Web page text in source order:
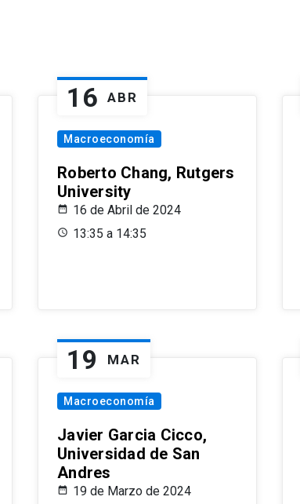
16 ABR
Macroeconomía
Roberto Chang, Rutgers
University
16 de Abril de 2024
13:35 a 14:35
19 MAR
Macroeconomía
Javier Garcia Cicco,
Universidad de San
Andres
19 de Marzo de 2024